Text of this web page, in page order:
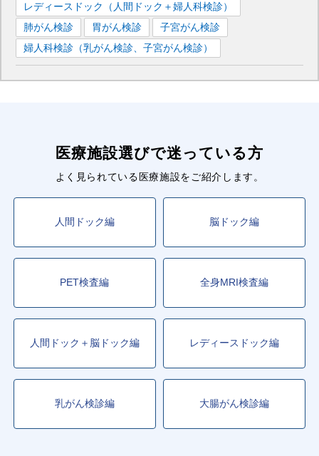
レディースドック（人間ドック＋婦人科検診）
肺がん検診
胃がん検診
子宮がん検診
婦人科検診（乳がん検診、子宮がん検診）
医療施設選びで迷っている方
よく見られている医療施設をご紹介します。
人間ドック編 脳ドック編
PET検査編 全身MRI検査編
人間ドック＋脳ドック編 レディースドック編
乳がん検診編 大腸がん検診編